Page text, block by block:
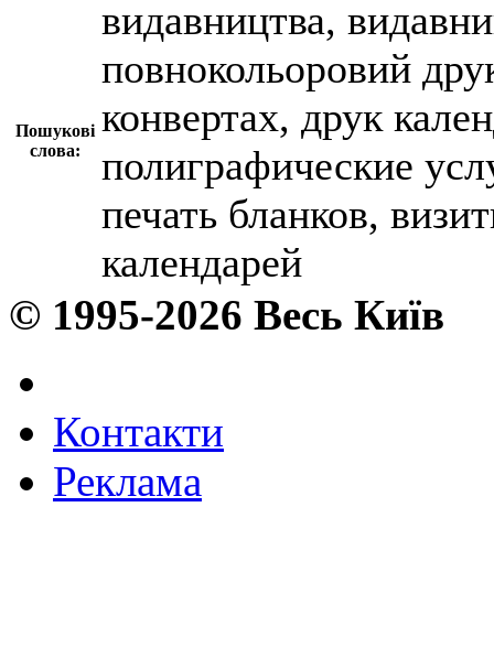
Пошукові
слова:
видавництва,
повнокольоровий
конвертах, друк
полиграфические
печать бланков,
календарей
© 1995-2026 Весь Київ
Контакти
Реклама